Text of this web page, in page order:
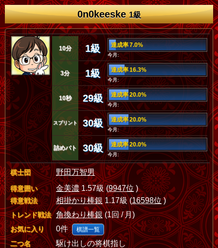
0n0keeske1級
10分 1級 達成率 7.0%
今月:
3分 1級 達成率 16.3%
今月:
10秒 29級 達成率 20.0%
今月:
スプリント 30級 達成率 20.0%
今月:
詰めバト 30級 達成率 20.0%
今月:
棋士団 野田万智男
得意囲い 金美濃1.57級 (9947位 )
得意戦法 相掛かり棒銀1.17級 (16598位)
トレンド戦法 角換わり棒銀(1回 / 月)
お気に入り 0件 棋譜一覧
二つ名 駆け出しの将棋指し